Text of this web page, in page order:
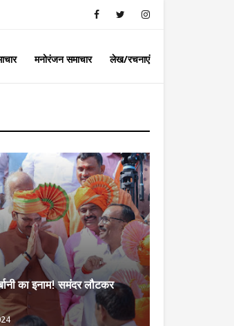
मनोरंजन समाचार लेख/रचनाएं
का इनाम! समंदर लौटकर